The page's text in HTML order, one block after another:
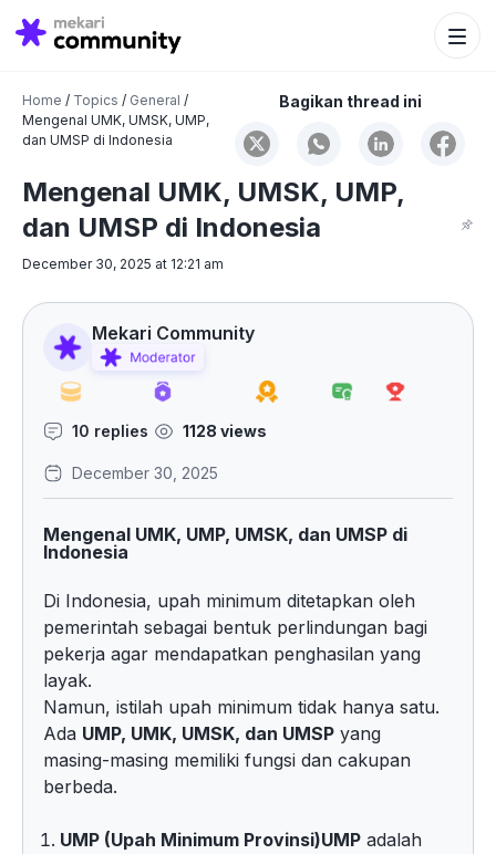
Search
for:
Search
Home / Topics / General /
Mengenal UMK, UMSK, UMP,
dan UMSP di Indonesia
Bagikan thread ini
Mengenal UMK, UMSK, UMP,
dan UMSP di Indonesia
December 30, 2025 at 12:21 am
Mekari Community
10 replies 1128 views
December 30, 2025
Mengenal UMK, UMP, UMSK, dan UMSP di
Indonesia
Di Indonesia, upah minimum ditetapkan oleh
pemerintah sebagai bentuk perlindungan bagi
pekerja agar mendapatkan penghasilan yang
layak.
Namun, istilah upah minimum tidak hanya satu.
Ada UMP, UMK, UMSK, dan UMSP yang
masing-masing memiliki fungsi dan cakupan
berbeda.
UMP (Upah Minimum Provinsi)UMP adalah